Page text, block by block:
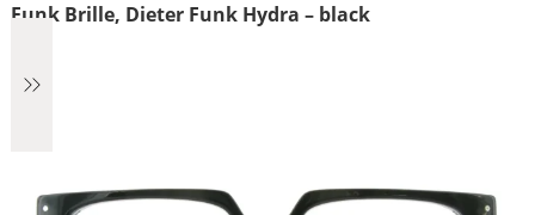
Funk Brille, Dieter Funk Hydra – black